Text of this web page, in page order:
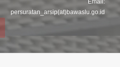
Email:
persuratan_arsip(at)bawaslu.go.id